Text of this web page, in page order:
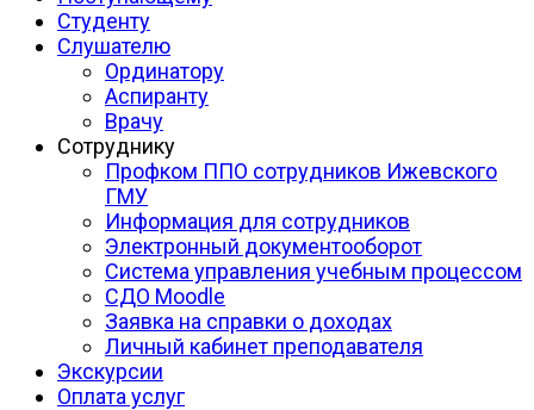
Студенту
Слушателю
Ординатору
Аспиранту
Врачу
Сотруднику
Профком ППО сотрудников Ижевского
ГМУ
Информация для сотрудников
Электронный документооборот
Система управления учебным процессом
СДО Moodle
Заявка на справки о доходах
Личный кабинет преподавателя
Экскурсии
Оплата услуг